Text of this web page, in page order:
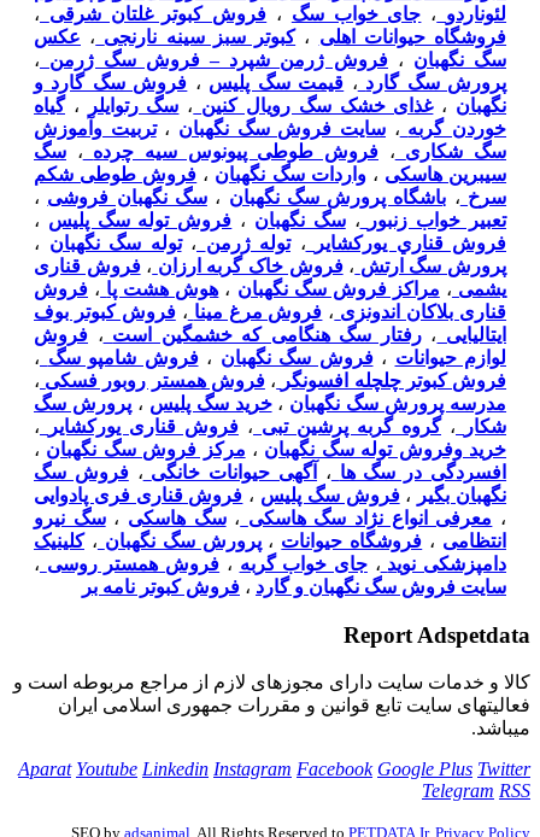
لئوناردو ، جای خواب سگ ، فروش کبوتر غلتان شرقی ،
فروشگاه حیوانات اهلی ،کبوتر سبز سینه نارنجی ، عکس
سگ نگهبان ، فروش ژرمن شپرد – فروش سگ ژرمن ،
پرورش سگ گارد ، قیمت سگ پلیس ، فروش سگ گارد و
نگهبان ،غذای خشک سگ رویال کنین ، سگ رتوایلر ،گیاه
خوردن گربه ، سایت فروش سگ نگهبان ،تربیت وآموزش
سگ شکاری ، فروش طوطی پیونوس سیه چرده ، سگ
سیبرین هاسکی ،واردات سگ نگهبان ، فروش طوطی شکم
سرخ ، باشگاه پرورش سگ نگهبان ،سگ نگهبان فروشی ،
تعبیر خواب زنبور
،سگ نگهبان ، فروش توله سگ پلیس ،
فروش قناري يوركشاير
،توله ژرمن ،توله سگ نگهبان ،
پرورش سگ ارتش ،فروش خاک گربه ارزان ،فروش قناری
یشمی ، مراکز فروش سگ نگهبان ، هوش هشت پا ، فروش
قناری بلاکان اندونزی ، فروش مرغ مینا ،فروش کبوتر بوف
ایتالیایی ،رفتار سگ هنگامی که خشمگین است ، فروش
لوازم حیوانات ،فروش سگ نگهبان ،فروش شامپو سگ ،
فروش کبوتر چلچله افسونگر ،فروش همستر روبور فسکی ،
مدرسه پرورش سگ نگهبان ،خرید سگ پلیس ،پرورش سگ
شکار
،گروه گربه پرشین تبی ، فروش قناری یورکشایر
،
خرید وفروش توله سگ نگهبان ، مرکز فروش سگ نگهبان ،
افسردگی در سگ ها ، آگهی حیوانات خانگی ،فروش سگ
نگهبان بگیر
،فروش سگ پلیس ، فروش قناری فری پادوایی
، معرفی انواع نژاد سگ هاسکی ،سگ هاسکی ،سگ نیرو
انتظامی ، فروشگاه حیوانات ،پرورش سگ نگهبان ،کلینیک
دامپزشکی نوید ،جای خواب گربه ، فروش همستر روسی ،
سایت فروش سگ نگهبان و گارد ، فروش کبوتر نامه بر
Report Adspetdata
كالا و خدمات سایت دارای مجوزهای لازم از مراجع مربوطه است و
فعاليتهای سايت تابع قوانين و مقررات جمهوری اسلامی ايران
میباشد.
Aparat Youtube Linkedin Instagram Facebook Google Plus Twitter
Telegram RSS
SEO by adsanimal , All Rights Reserved to PETDATA.Ir. Privacy Policy